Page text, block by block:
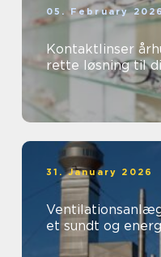
05. February 2026
Kontaktlinser århus sådan finder
rette løsning til
31. January 2026
Ventilationsanlæg
et sundt og